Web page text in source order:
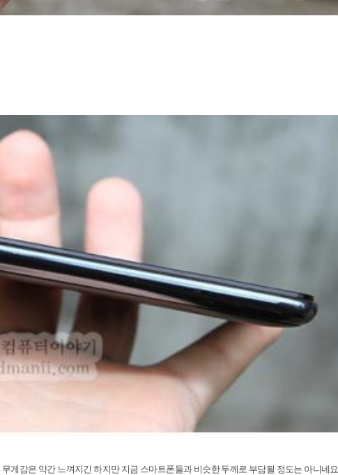
무게감은 약간 느껴지긴 하지만 지금 스마트폰들과 비슷한 두께로 부담될 정도는 아니네요